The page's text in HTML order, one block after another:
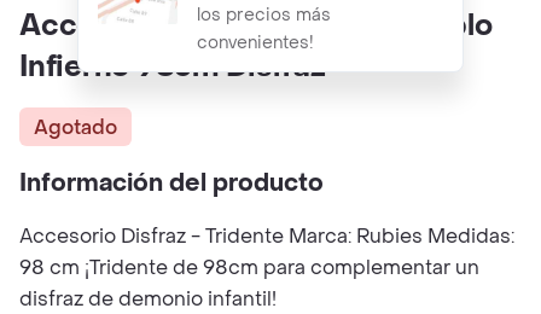
los precios más
convenientes!
Accesorio Tridente Horror Diablo
Infierno 98cm Disfraz
Agotado
Información del producto
Accesorio Disfraz - Tridente Marca: Rubies Medidas:
98 cm ¡Tridente de 98cm para complementar un
disfraz de demonio infantil!